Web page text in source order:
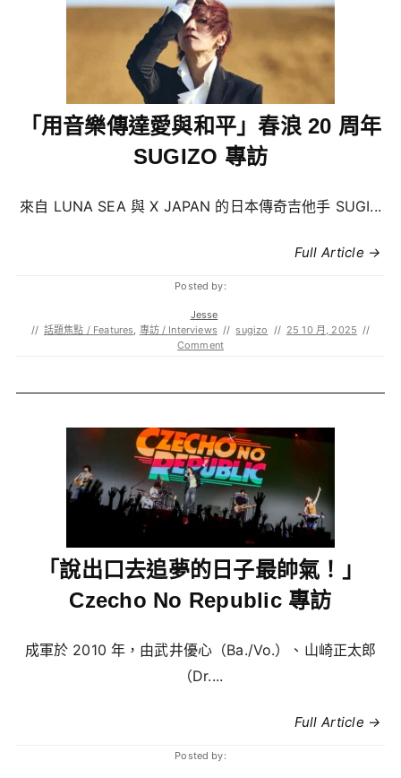
「用音樂傳達愛與和平」春浪 20 周年
SUGIZO 專訪
來自 LUNA SEA 與 X JAPAN 的日本傳奇吉他手 SUGI...
Full Article →
Posted by:
Jesse
// 話題焦點 / Features, 專訪 / Interviews // sugizo // 25 10 月, 2025 //
Comment
「說出口去追夢的日子最帥氣！」
Czecho No Republic 專訪
成軍於 2010 年，由武井優心（Ba./Vo.）、山崎正太郎
（Dr....
Full Article →
Posted by: